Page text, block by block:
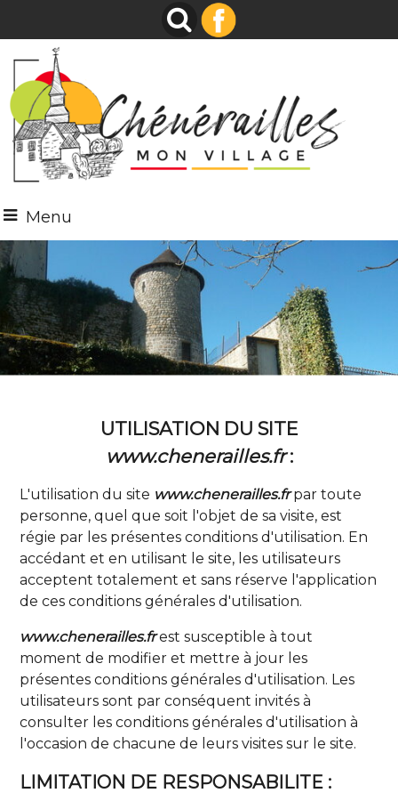
Menu
Bienvenue
UTILISATION DU SITE
www.chenerailles.fr:
L'utilisation du site www.chenerailles.frpar toute
personne, quel que soit l'objet de sa visite, est
régie par les présentes conditions d'utilisation. En
accédant et en utilisant le site, les utilisateurs
acceptent totalement et sans réserve l'application
de ces conditions générales d'utilisation.
www.chenerailles.frest susceptible à tout
moment de modifier et mettre à jour les
présentes conditions générales d'utilisation. Les
utilisateurs sont par conséquent invités à
consulter les conditions générales d'utilisation à
l'occasion de chacune de leurs visites sur le site.
LIMITATION DE RESPONSABILITE :